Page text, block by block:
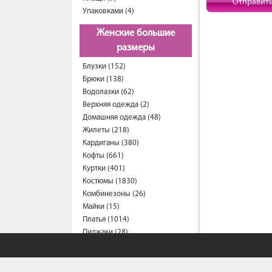
Упаковками (4)
Женские большие
размеры
Блузки (152)
Брюки (138)
Водолазки (62)
Верхняя одежда (2)
Домашняя одежда (48)
Жилеты (218)
Кардиганы (380)
Кофты (661)
Куртки (401)
Костюмы (1830)
Комбинезоны (26)
Майки (15)
Платья (1014)
Пиджаки (28)
Спортивные костюмы (203)